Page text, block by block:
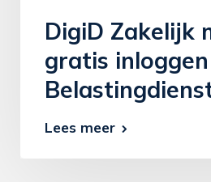
DigiD Zakelijk
gratis
Lees meer